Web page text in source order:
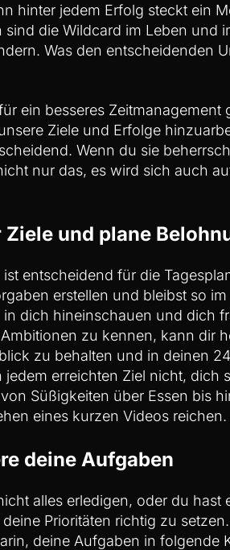
hinter jedem Erfolg steckt ein
sind die Wildcard im Leben und
Was den entscheidenden
ein besseres Zeitmanagement
Ziele und Erfolge
Wenn du sie
nur das, es wird sich auch
Ziele und plane
entscheidend für die
erstellen und bleibst so
dich hineinschauen und dich
zu kennen, kann dir
zu behalten und in deinen
jedem erreichten Ziel nicht, dich
Süßigkeiten über Essen bis
eines kurzen Videos reichen.
deine Aufgaben
alles erledigen, oder du hast
Prioritäten richtig zu
deine Aufgaben in folgende